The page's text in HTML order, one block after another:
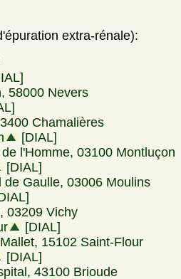
extra-rénale):
58000 Nevers
Chamalières
[DIAL]
l'Homme, 03100 Montluçon
[DIAL]
de Gaulle, 03006 Moulins
03209 Vichy
[DIAL]
15102 Saint-Flour
[DIAL]
43100 Brioude